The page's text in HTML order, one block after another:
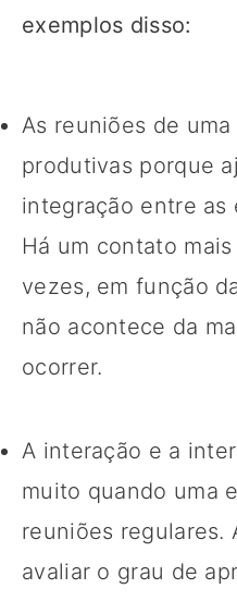
exemplos disso:
As reuniões de
produtivas porque
integração entre as
Há um contato
vezes, em função
não acontece da
ocorrer.
A interação e a
muito quando uma
reuniões regulares.
avaliar o grau de